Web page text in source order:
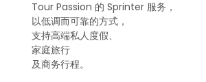
Tour Passion 的 Sprinter 服务，
以低调而可靠的方式，
支持高端私人度假、
家庭旅行
及商务行程。